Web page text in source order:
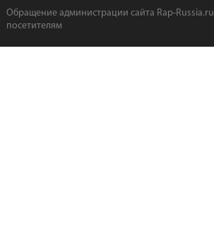
Обращение администрации сайта Rap-Russia.ru
посетителям